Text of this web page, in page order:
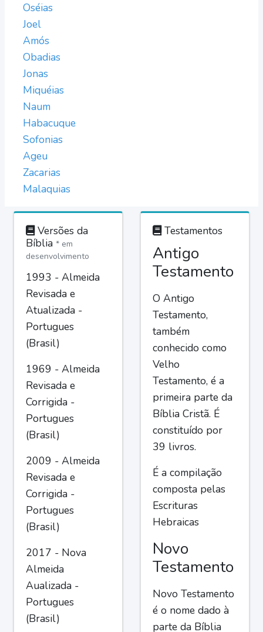
Oséias
Joel
Amós
Obadias
Jonas
Miquéias
Naum
Habacuque
Sofonias
Ageu
Zacarias
Malaquias
Versões da
Bíblia * em
desenvolvimento
1993 - Almeida
Revisada e
Atualizada -
Portugues
(Brasil)
1969 - Almeida
Revisada e
Corrigida -
Portugues
(Brasil)
2009 - Almeida
Revisada e
Corrigida -
Portugues
(Brasil)
2017 - Nova
Almeida
Aualizada -
Portugues
(Brasil)
Testamentos
Antigo
Testamento
O Antigo
Testamento,
também
conhecido como
Velho
Testamento, é a
primeira parte da
Bíblia Cristã. É
constituído por
39 livros.
É a compilação
composta pelas
Escrituras
Hebraicas
Novo
Testamento
Novo Testamento
é o nome dado à
parte da Bíblia